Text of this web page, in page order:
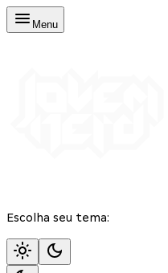
Menu
Escolha seu tema: